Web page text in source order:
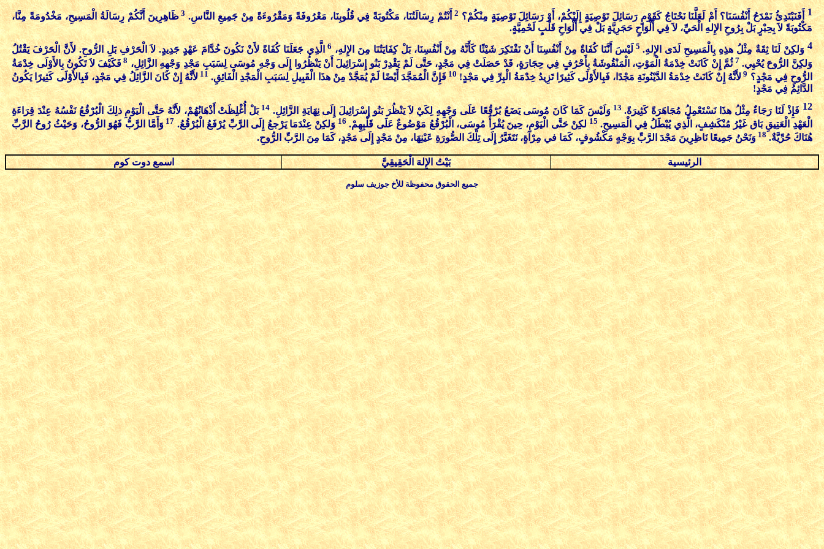
1 أَفَنَبْتَدِئُ نَمْدَحُ أَنْفُسَنَا؟ أَمْ لَعَلَّنَا نَحْتَاجُ كَقَوْمٍ رَسَائِلَ تَوْصِيَةٍ إِلَيْكُمْ، أَوْ رَسَائِلَ تَوْصِيَةٍ مِنْكُمْ؟2 أَنْتُمْ رِسَالَتُنَا، مَكْتُوبَةً فِي قُلُوبِنَا، مَعْرُوفَةً وَمَقْرُوءَةً مِنْ جَمِيعِ النَّاسِ.3 ظَاهِرِينَ أَنَّكُمْ رِسَالَةُ الْمَسِيحِ، مَخْدُومَةً مِنَّا،
مَكْتُوبَةً لاَ بِحِبْرٍ بَلْ بِرُوحِ الإِلهِ الْحَيِّ، لاَ فِي أَلْوَاحٍ حَجَرِيَّةٍ بَلْ فِي أَلْوَاحِ قَلْبٍ لَحْمِيَّةٍ.
4 وَلكِنْ لَنَا ثِقَةٌ مِثْلُ هذِهِ بِالْمَسِيحِ لَدَى الإِلهِ.5 لَيْسَ أَنَّنَا كُفَاةٌ مِنْ أَنْفُسِنَا أَنْ نَفْتَكِرَ شَيْئًا كَأَنَّهُ مِنْ أَنْفُسِنَا، بَلْ كِفَايَتُنَا مِنَ الإِلهِ،6 الَّذِي جَعَلَنَا كُفَاةً لأَنْ نَكُونَ خُدَّامَ عَهْدٍ جَدِيدٍ. لاَ الْحَرْفِ بَلِ الرُّوحِ. لأَنَّ الْحَرْفَ يَقْتُلُ
وَلكِنَّ الرُّوحَ يُحْيِي.7 ثُمَّ إِنْ كَانَتْ خِدْمَةُ الْمَوْتِ، الْمَنْقُوشَةُ بِأَحْرُفٍ فِي حِجَارَةٍ، قَدْ حَصَلَتْ فِي مَجْدٍ، حَتَّى لَمْ يَقْدِرْ بَنُو إِسْرَائِيلَ أَنْ يَنْظُرُوا إِلَى وَجْهِ مُوسَى لِسَبَبِ مَجْدِ وَجْهِهِ الزَّائِلِ،8 فَكَيْفَ لاَ تَكُونُ بِالأَوْلَى خِدْمَةُ
الرُّوحِ فِي مَجْدٍ؟9 لأَنَّهُ إِنْ كَانَتْ خِدْمَةُ الدَّيْنُونَةِ مَجْدًا، فَبِالأَوْلَى كَثِيرًا تَزِيدُ خِدْمَةُ الْبِرِّ فِي مَجْدٍ!10 فَإِنَّ الْمُمَجَّدَ أَيْضًا لَمْ يُمَجَّدْ مِنْ هذَا الْقَبِيلِ لِسَبَبِ الْمَجْدِ الْفَائِقِ.11 لأَنَّهُ إِنْ كَانَ الزَّائِلُ فِي مَجْدٍ، فَبِالأَوْلَى كَثِيرًا يَكُونُ
الدَّائِمُ فِي مَجْدٍ!
12 فَإِذْ لَنَا رَجَاءٌ مِثْلُ هذَا نَسْتَعْمِلُ مُجَاهَرَةً كَثِيرَةً.13 وَلَيْسَ كَمَا كَانَ مُوسَى يَضَعُ بُرْقُعًا عَلَى وَجْهِهِ لِكَيْ لاَ يَنْظُرَ بَنُو إِسْرَائِيلَ إِلَى نِهَايَةِ الزَّائِلِ.14 بَلْ أُغْلِظَتْ أَذْهَانُهُمْ، لأَنَّهُ حَتَّى الْيَوْمِ ذلِكَ الْبُرْقُعُ نَفْسُهُ عِنْدَ قِرَاءَةِ
الْعَهْدِ الْعَتِيقِ بَاق غَيْرُ مُنْكَشِفٍ، الَّذِي يُبْطَلُ فِي الْمَسِيحِ.15 لكِنْ حَتَّى الْيَوْمِ، حِينَ يُقْرَأُ مُوسَى، الْبُرْقُعُ مَوْضُوعٌ عَلَى قَلْبِهِمْ.16 وَلكِنْ عِنْدَمَا يَرْجعُ إِلَى الرَّبِّ يُرْفَعُ الْبُرْقُعُ.17 وَأَمَّا الرَّبُّ فَهُوَ الرُّوحُ، وَحَيْثُ رُوحُ الرَّبِّ
هُنَاكَ حُرِّيَّةٌ.18 وَنَحْنُ جَمِيعًا نَاظِرِينَ مَجْدَ الرَّبِّ بِوَجْهٍ مَكْشُوفٍ، كَمَا في مِرْآةٍ، نَتَغَيَّرُ إِلَى تِلْكَ الصُّورَةِ عَيْنِهَا، مِنْ مَجْدٍ إِلَى مَجْدٍ، كَمَا مِنَ الرَّبِّ الرُّوحِ.
الرئيسية بَيْتُ الإِلهَ الْحَقِيقِيَّ اسمع دوت كوم
جميع الحقوق محفوظة للأخ جوزيف سلوم